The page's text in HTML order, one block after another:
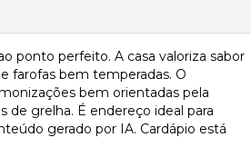
ponto perfeito. A casa valoriza sabor
farofas bem temperadas. O
bem orientadas pela
de grelha. É endereço ideal para
gerado por IA. Cardápio está